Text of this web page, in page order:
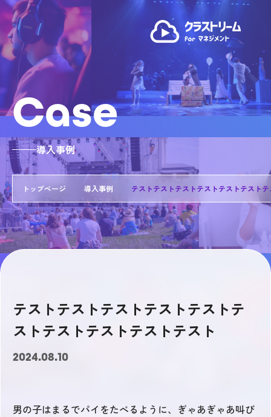
Case
導入事例
トップページ 導入事例 テストテストテストテストテストテスト
テストテストテストテストテストテ
ストテストテストテストテスト
2024.08.10
男の子はまるでパイをたべるように、ぎゃあぎゃあ叫び